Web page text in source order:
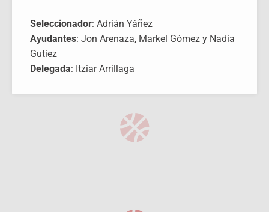
Seleccionador: Adrián Yáñez
Ayudantes: Jon Arenaza, Markel Gómez y Nadia
Gutiez
Delegada: Itziar Arrillaga